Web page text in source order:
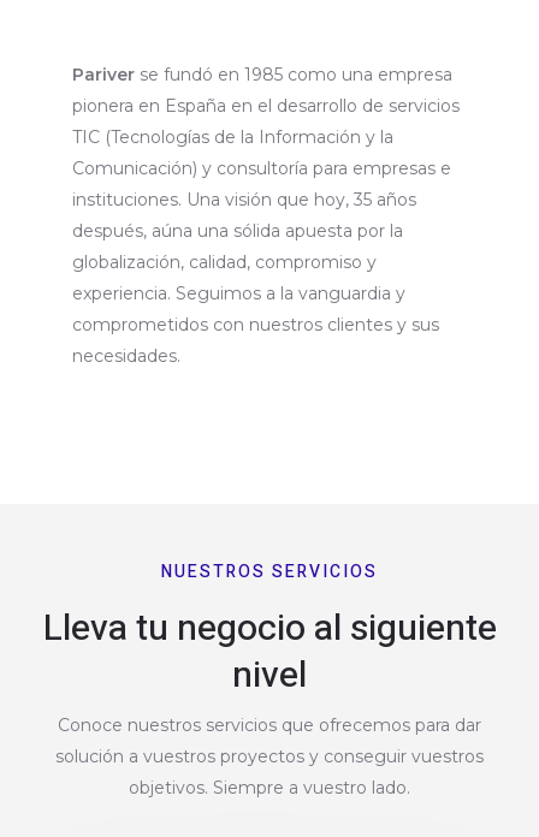
Pariver se fundó en 1985 como una empresa
pionera en España en el desarrollo de servicios
TIC (Tecnologías de la Información y la
Comunicación) y consultoría para empresas e
instituciones. Una visión que hoy, 35 años
después, aúna una sólida apuesta por la
globalización, calidad, compromiso y
experiencia. Seguimos a la vanguardia y
comprometidos con nuestros clientes y sus
necesidades.
NUESTROS SERVICIOS
Lleva tu negocio al siguiente
nivel
Conoce nuestros servicios que ofrecemos para dar
solución a vuestros proyectos y conseguir vuestros
objetivos. Siempre a vuestro lado.